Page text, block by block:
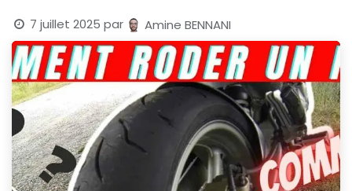
7 juillet 2025 par Amine BENNANI